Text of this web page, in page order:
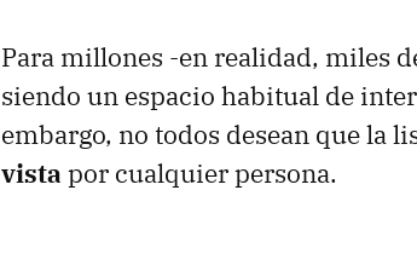
Para millones -en realidad, miles
siendo un espacio habitual de
embargo, no todos desean que la
vista por cualquier persona.